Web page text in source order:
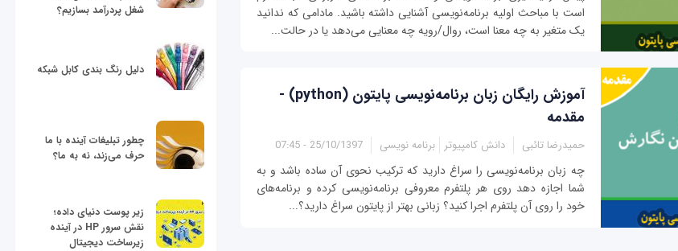
است با مباحث اولیه برنامه‌نویسی آشنایی داشته باشید. مادامی که ندانید
یک متغیر به چه معنا است، روال/رویه چه معنایی می‌دهد یا در حالت...
آموزش رایگان زبان برنامه‌نویسی پایتون (python) -
مقدمه
حمیدرضا تائبی دانش کامپیوتر برنامه نویسی 25/10/1397 - 07:45
چه زبان برنامه‌نویسی را سراغ دارید که ترکیب نحوی آن ساده باشد و به
شما اجازه دهد روی هر پلتفرم معروفی برنامه‌نویسی کرده و برنامه‌های
خود را روی آن پلتفرم اجرا کنید؟ زبانی بهتر از پایتون سراغ دارید؟...
شغل پردرآمد بسازیم؟
دلیل رنگ بندی کابل شبکه
چطور تبلیغات آینده با ما
حرف می‌زند، نه به ما؟
زیر پوست دنیای داده؛
نقش سرور HP در آینده
زیرساخت دیجیتال